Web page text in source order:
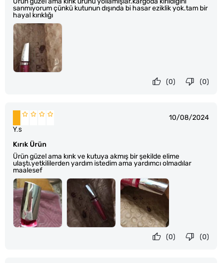
sanmıyorum çünkü kutunun dışında bi hasar eziklik yok.tam bir
hayal kırıklığı
(0)
(0)
10/08/2024
Kırık Ürün
Ürün güzel ama kırık ve kutuya akmış bir şekilde elime
ulaştı.yetkililerden yardım istedim ama yardımcı olmadılar
maalesef
Y.s
(0)
(0)